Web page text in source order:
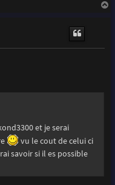
et je serai
vu le cout de celui ci
savoir si il es possible